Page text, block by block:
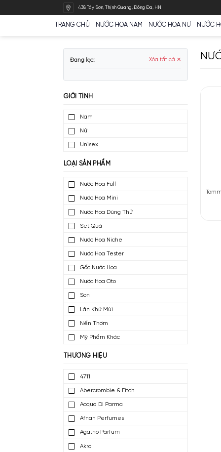
qua
438 Tây Sơn, Thịnh Quang, Đống Đa, HN
Đang lọc: Xóa tất cả ✕
GIỚI TÍNH
Nước Hoa Full
Set Quà
Nước Hoa Niche
THƯƠNG HIỆU